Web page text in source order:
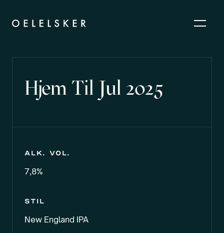
Hjem Til Jul 2025
Alk. vol.
7,8%
Stil
New England IPA